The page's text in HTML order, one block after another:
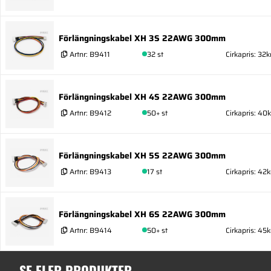
Förlängningskabel XH 3S 22AWG 300mm
Artnr: B9411 32 st Cirkapris:
Förlängningskabel XH 4S 22AWG 300mm
Artnr: B9412 50+ st Cirkapris:
Förlängningskabel XH 5S 22AWG 300mm
Artnr: B9413 17 st Cirkapris:
Förlängningskabel XH 6S 22AWG 300mm
Artnr: B9414 50+ st Cirkapris: